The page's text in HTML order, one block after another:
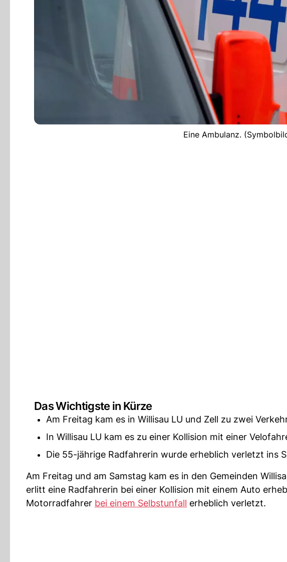
Eine Ambulanz.
Das Wichtigste in Kürze
Am Freitag kam es in Willisau LU und Zell zu zwei
In Willisau LU kam es zu einer Kollision mit einer
Die 55-jährige Radfahrerin wurde erheblich verletzt ins
Am Freitag und am Samstag kam es in den Gemeinden
erlitt eine Radfahrerin bei einer Kollision mit einem Auto
Motorradfahrer bei einem Selbstunfall erheblich verletzt.